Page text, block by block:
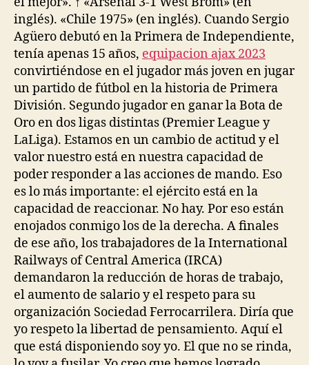
inglés). «Chile 1975» (en inglés). Cuando Sergio
Agüero debutó en la Primera de Independiente,
tenía apenas 15 años, equipacion ajax 2023
convirtiéndose en el jugador más joven en jugar
un partido de fútbol en la historia de Primera
División. Segundo jugador en ganar la Bota de
Oro en dos ligas distintas (Premier League y
LaLiga). Estamos en un cambio de actitud y el
valor nuestro está en nuestra capacidad de
poder responder a las acciones de mando. Eso
es lo más importante: el ejército está en la
capacidad de reaccionar. No hay. Por eso están
enojados conmigo los de la derecha. A finales
de ese año, los trabajadores de la International
Railways of Central America (IRCA)
demandaron la reducción de horas de trabajo,
el aumento de salario y el respeto para su
organización Sociedad Ferrocarrilera. Diría que
yo respeto la libertad de pensamiento. Aquí el
que está disponiendo soy yo. El que no se rinda,